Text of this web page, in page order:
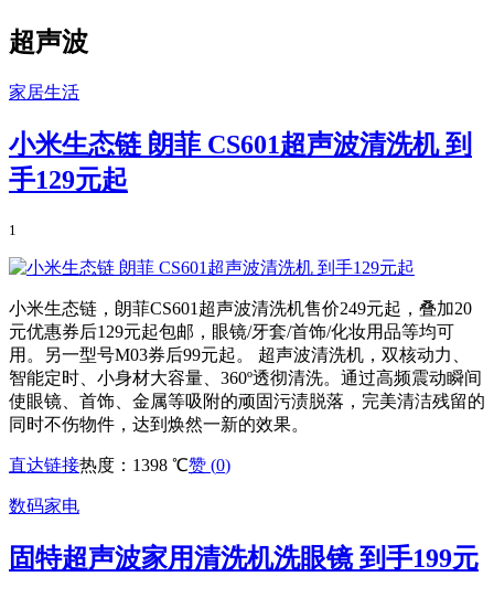
超声波
家居生活
小米生态链 朗菲 CS601超声波清洗机 到
手129元起
1
小米生态链，朗菲CS601超声波清洗机售价249元起，叠加20
元优惠券后129元起包邮，眼镜/牙套/首饰/化妆用品等均可
用。另一型号M03券后99元起。 超声波清洗机，双核动力、
智能定时、小身材大容量、360º透彻清洗。通过高频震动瞬间
使眼镜、首饰、金属等吸附的顽固污渍脱落，完美清洁残留的
同时不伤物件，达到焕然一新的效果。
直达链接热度：1398 ℃赞 (0)
数码家电
固特超声波家用清洗机洗眼镜 到手199元